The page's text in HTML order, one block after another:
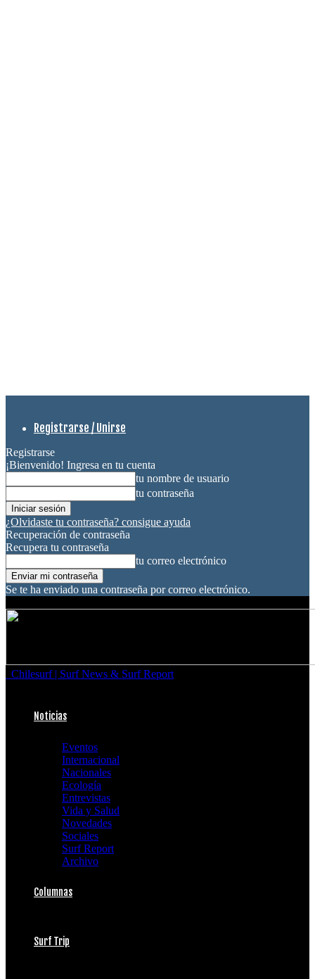
Registrarse / Unirse
Registrarse
¡Bienvenido! Ingresa en tu cuenta
tu nombre de usuario
tu contraseña
¿Olvidaste tu contraseña? consigue ayuda
Recuperación de contraseña
Recupera tu contraseña
tu correo electrónico
Se te ha enviado una contraseña por correo electrónico.
Chilesurf | Surf News & Surf Report
Noticias
Eventos
Internacional
Nacionales
Ecología
Entrevistas
Vida y Salud
Novedades
Sociales
Surf Report
Archivo
Columnas
Surf Trip